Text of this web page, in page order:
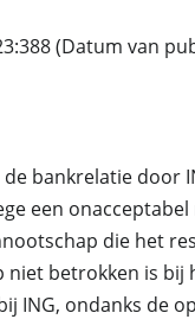
(Datum van
bankrelatie door
een
die het
niet betrokken is bij
ING, ondanks de